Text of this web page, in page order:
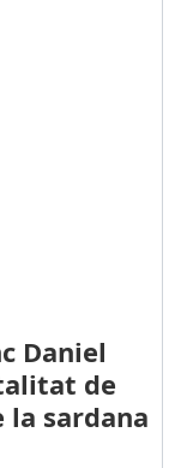
Daniel
de
la sardana